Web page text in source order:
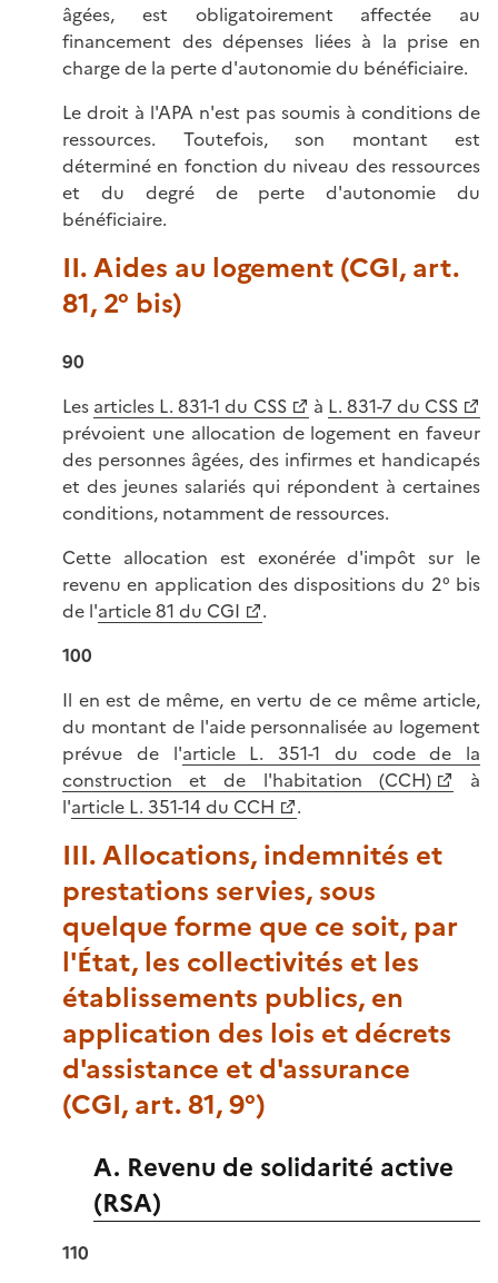
âgées, est obligatoirement affectée au
financement des dépenses liées à la prise en
charge de la perte d'autonomie du bénéficiaire.
Le droit à l'APA n'est pas soumis à conditions de
ressources. Toutefois, son montant est
déterminé en fonction du niveau des ressources
et du degré de perte d'autonomie du
bénéficiaire.
II. Aides au logement (CGI, art.
81, 2° bis)
90
Les articles L. 831-1 du CSS à L. 831-7 du CSS
prévoient une allocation de logement en faveur
des personnes âgées, des infirmes et handicapés
et des jeunes salariés qui répondent à certaines
conditions, notamment de ressources.
Cette allocation est exonérée d'impôt sur le
revenu en application des dispositions du 2° bis
de l'article 81 du CGI
.
100
Il en est de même, en vertu de ce même article,
du montant de l'aide personnalisée au logement
prévue de l'article L. 351-1 du code de la
construction et de l'habitation (CCH)
à
l'article L. 351-14 du CCH .
III. Allocations, indemnités et
prestations servies, sous
quelque forme que ce soit, par
l'État, les collectivités et les
établissements publics, en
application des lois et décrets
d'assistance et d'assurance
(CGI, art. 81, 9°)
A. Revenu de solidarité active
(RSA)
110